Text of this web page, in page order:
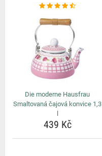
Die moderne Hausfrau
Smaltovaná čajová konvice 1,3
439 Kč